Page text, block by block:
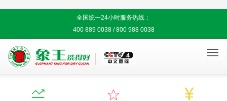
全国统一24小时服务热线：
400 889 0038 / 800 988 0038

  